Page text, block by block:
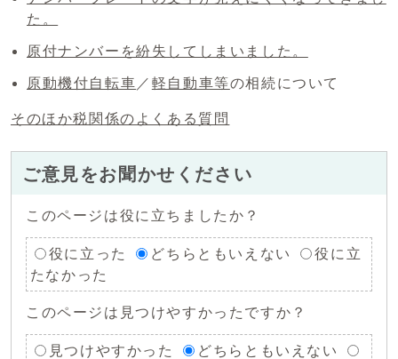
た。
原付ナンバーを紛失してしまいました。
原動機付自転車 ／ 軽自動車等の相続について
そのほか税関係のよくある質問
ご意見をお聞かせください
このページは役に立ちましたか？
役に立った どちらともいえない
役に立
たなかった
このページは見つけやすかったですか？
見つけやすかった どちらともいえない